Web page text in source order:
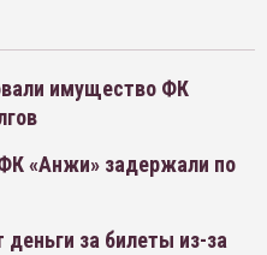
имущество ФК
«Анжи» задержали по
за билеты из-за